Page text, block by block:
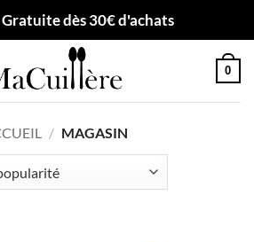
dès 30€ d'achats
0
/ MAGASIN